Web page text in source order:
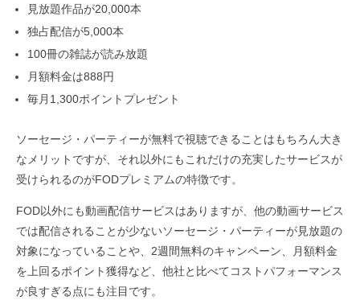
見放題作品が20,000本
独占配信が5,000本
100冊の雑誌が読み放題
月額料金は888円
毎月1,300ポイントプレゼント
ソーセージ・パーティーが無料で視聴できることはもちろん大き
なメリットですが、それ以外にもこれだけの充実したサービスが
受けられるのがFODプレミアムの特徴です。
FOD以外にも動画配信サービスはありますが、他の動画サービス
では配信されることが少ないソーセージ・パーティーが見放題の
対象になっていることや、2週間無料のキャンペーン、月額料金
を上回るポイント獲得など、他社と比べてコストパフォーマンス
が良すぎる点にも注目です。